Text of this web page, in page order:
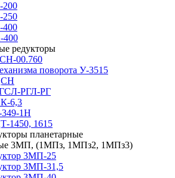
200
250
400
400
редукторы
00.760
поворота У-3515
РГЛ-РГ
6,3
349-1Н
1450, 1615
планетарные
3МП, (1МПз, 1МПз2, 1МПз3)
3МП-25
3МП-31,5